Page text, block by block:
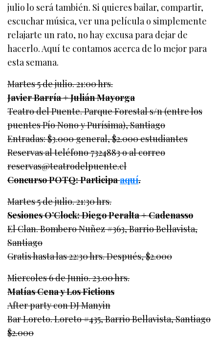
julio lo será también. Si quieres bailar, compartir,
escuchar música, ver una película o simplemente
relajarte un rato, no hay excusa para dejar de
hacerlo. Aquí te contamos acerca de lo mejor para
esta semana.
Martes 5 de julio. 21:00 hrs.
Javier Barría + Julián Mayorga
Teatro del Puente. Parque Forestal s/n (entre los
puentes Pío Nono y Purísima), Santiago
Entradas: $3.000 general, $2.000 estudiantes
Reservas al teléfono 7324883 o al correo
reservas@teatrodelpuente.cl
Concurso POTQ: Participaaquí.
Martes 5 de julio. 21:30 hrs.
Sesiones O’Clock: Diego Peralta + Cadenasso
El Clan. Bombero Nuñez #363, Barrio Bellavista,
Santiago
Gratis hasta las 22:30 hrs. Después, $2.000
Miercoles 6 de Junio. 23.00 hrs.
Matías Cena y Los Fictions
After party con DJ Manyin
Bar Loreto. Loreto #435, Barrio Bellavista, Santiago
$2.000